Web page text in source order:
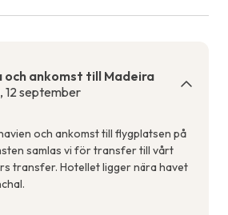
och ankomst till Madeira
12 september
och ankomst till flygplatsen på
samlas vi för transfer till vårt
transfer. Hotellet ligger nära havet